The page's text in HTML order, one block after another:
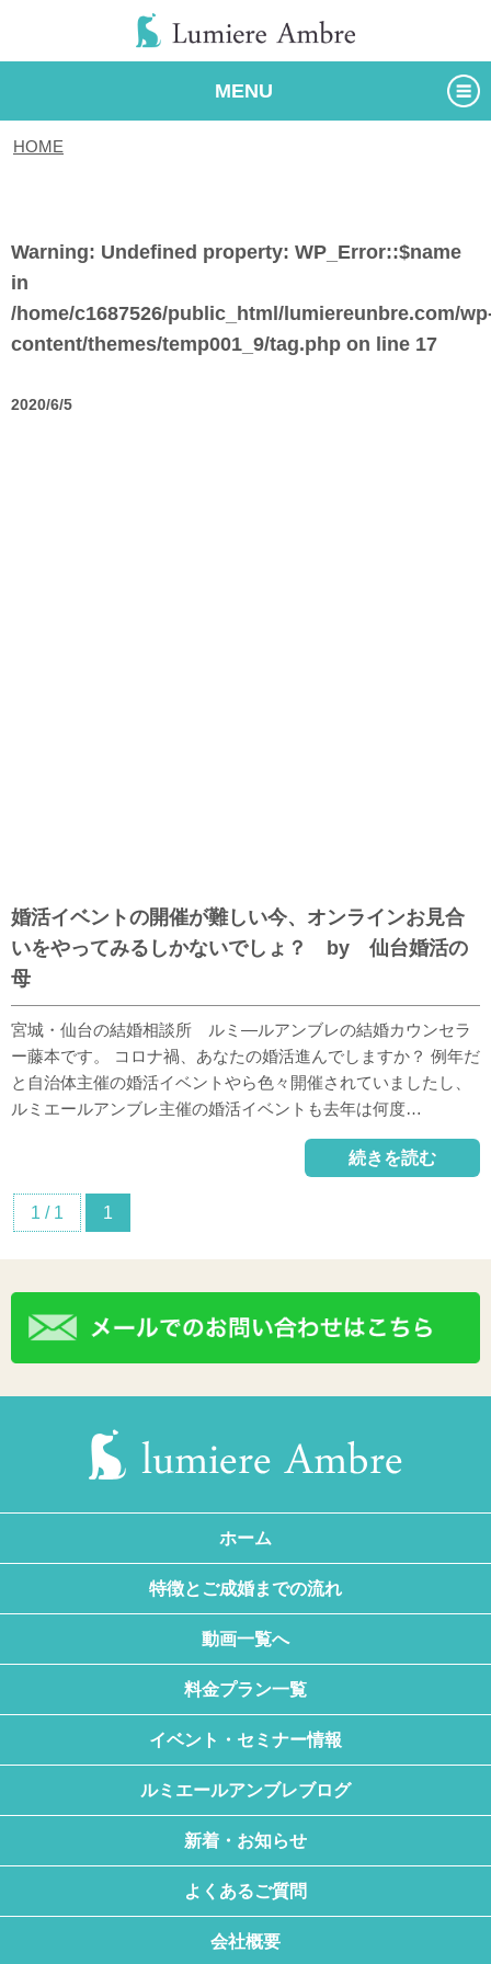
MENU
HOME
Warning: Undefined property: WP_Error::$name
in
/home/c1687526/public_html/lumiereunbre.com/
content/themes/temp001_9/tag.php on line 17
2020/6/5
婚活イベントの開催が難しい今、オンラインお見合
いをやってみるしかないでしょ？ by 仙台婚活の
母
宮城・仙台の結婚相談所 ルミ―ルアンブレの結婚カウンセラ
ー藤本です。 コロナ禍、あなたの婚活進んでしますか？ 例年だ
と自治体主催の婚活イベントやら色々開催されていましたし、
ルミエールアンブレ主催の婚活イベントも去年は何度…
続きを読む
1 / 1 1
ホーム
特徴とご成婚までの流れ
動画一覧へ
料金プラン一覧
イベント・セミナー情報
ルミエールアンブレブログ
新着・お知らせ
よくあるご質問
会社概要